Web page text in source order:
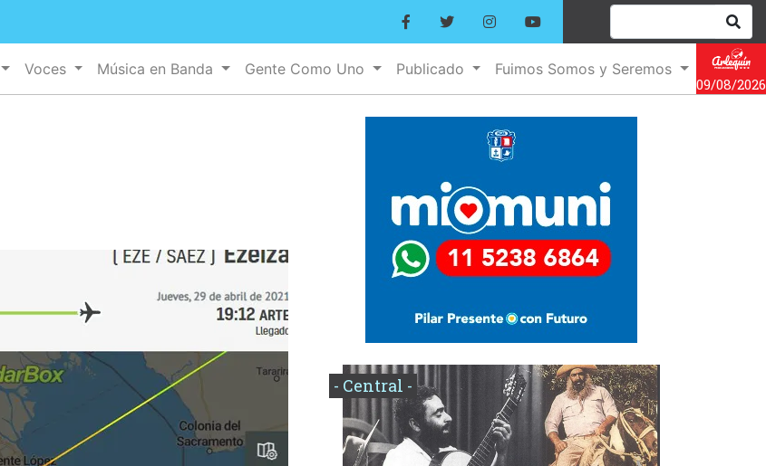
Voces Música en Banda Gente Como Uno Publicado
Fuimos Somos y Seremos
09/08/2026
- Central -